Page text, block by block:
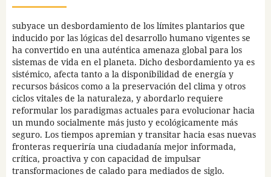
subyace un desbordamiento de los límites plantarios que
inducido por las lógicas del desarrollo humano vigentes se
ha convertido en una auténtica amenaza global para los
sistemas de vida en el planeta. Dicho desbordamiento ya es
sistémico, afecta tanto a la disponibilidad de energía y
recursos básicos como a la preservación del clima y otros
ciclos vitales de la naturaleza, y abordarlo requiere
reformular los paradigmas actuales para evolucionar hacia
un mundo socialmente más justo y ecológicamente más
seguro. Los tiempos apremian y transitar hacia esas nuevas
fronteras requeriría una ciudadanía mejor informada,
crítica, proactiva y con capacidad de impulsar
transformaciones de calado para mediados de siglo.